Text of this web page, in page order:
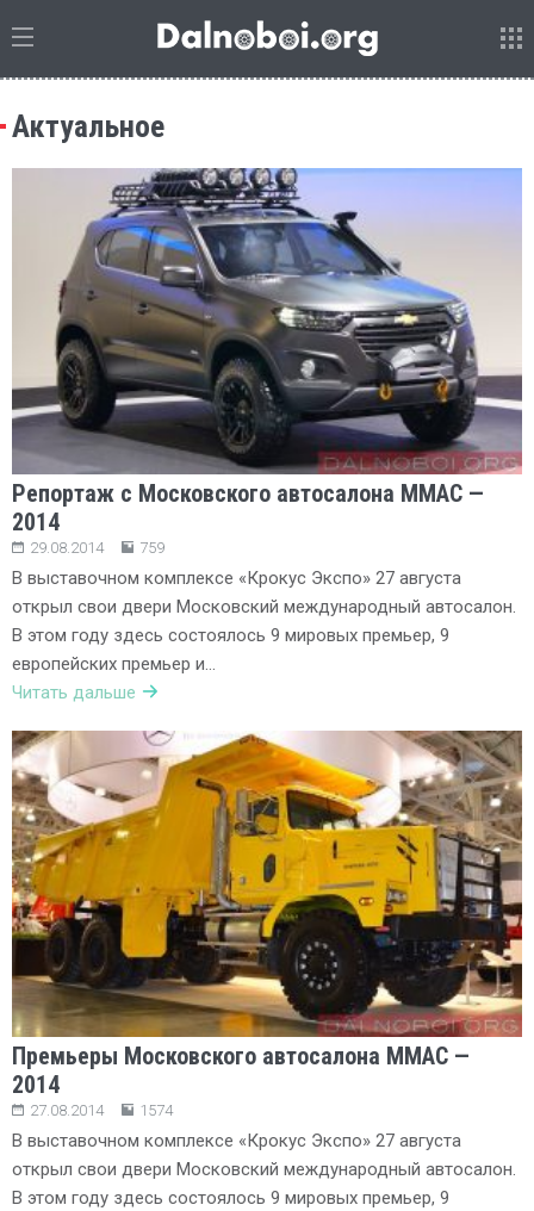
Актуальное
Репортаж с Московского автосалона ММАС —
2014
29.08.2014 759
В выставочном комплексе «Крокус Экспо» 27 августа
открыл свои двери Московский международный автосалон.
В этом году здесь состоялось 9 мировых премьер, 9
европейских премьер и…
Читать дальше
Премьеры Московского автосалона ММАС —
2014
27.08.2014 1574
В выставочном комплексе «Крокус Экспо» 27 августа
открыл свои двери Московский международный автосалон.
В этом году здесь состоялось 9 мировых премьер, 9